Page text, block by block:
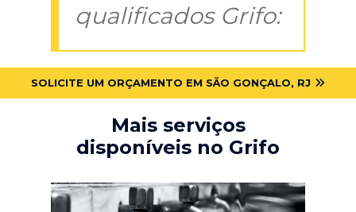
qualificados Grifo:
SOLICITE UM ORÇAMENTO EM SÃO GONÇALO, RJ
Mais serviços
disponíveis no Grifo